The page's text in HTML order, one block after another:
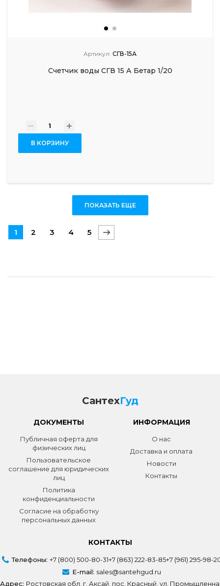
Артикул: СГВ-15А
Счетчик воды СГВ 15 А Бетар 1/20
- +
В КОРЗИНУ
ПОКАЗАТЬ ЕЩЕ
1 2 3 4 5
СантехГуд
ДОКУМЕНТЫ
Публичная оферта для
физических лиц
Пользовательское
соглашение для юридических
лиц
Политика
конфиденциальности
Согласие на обработку
персональных данных
ИНФОРМАЦИЯ
О нас
Доставка и оплата
Новости
Контакты
КОНТАКТЫ
Телефоны: +7 (800) 500-80-31+7 (863) 222-83-85+7 (961) 295-98-
E-mail: sales@santehgud.ru
Адрес: Ростовская обл, г. Аксай, пос. Красный, ул.